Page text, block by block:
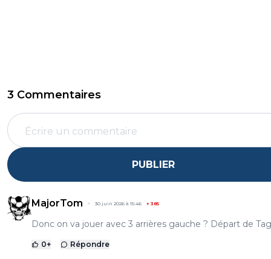
3 Commentaires
PUBLIER
MajorTom 30 juin 2026 à 15:46 + 385
Donc on va jouer avec 3 arrières gauche ? Départ de
0+ Répondre